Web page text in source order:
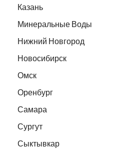
Казань
Минеральные Воды
Нижний Новгород
Новосибирск
Омск
Оренбург
Самара
Сургут
Сыктывкар